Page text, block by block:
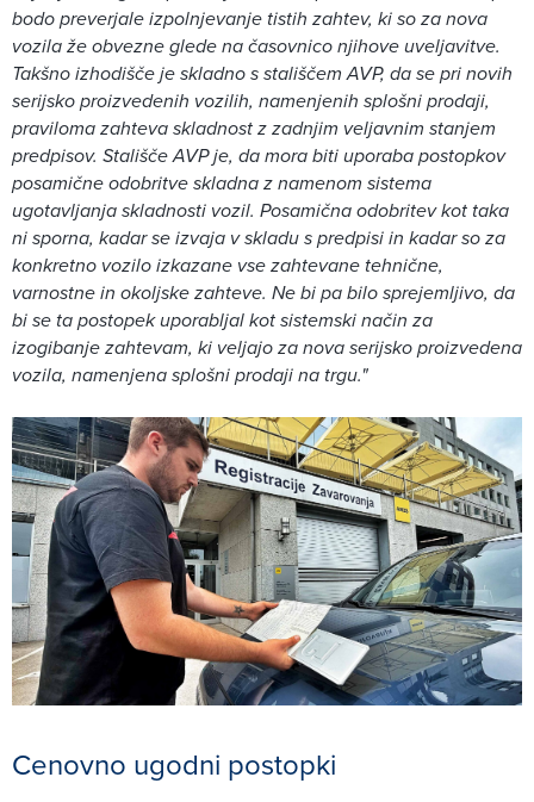
bodo preverjale izpolnjevanje tistih zahtev, ki so za nova
vozila že obvezne glede na časovnico njihove uveljavitve.
Takšno izhodišče je skladno s stališčem AVP, da se pri novih
serijsko proizvedenih vozilih, namenjenih splošni prodaji,
praviloma zahteva skladnost z zadnjim veljavnim stanjem
predpisov. Stališče AVP je, da mora biti uporaba postopkov
posamične odobritve skladna z namenom sistema
ugotavljanja skladnosti vozil. Posamična odobritev kot taka
ni sporna, kadar se izvaja v skladu s predpisi in kadar so za
konkretno vozilo izkazane vse zahtevane tehnične,
varnostne in okoljske zahteve. Ne bi pa bilo sprejemljivo, da
bi se ta postopek uporabljal kot sistemski način za
izogibanje zahtevam, ki veljajo za nova serijsko proizvedena
vozila, namenjena splošni prodaji na trgu."
Cenovno ugodni postopki